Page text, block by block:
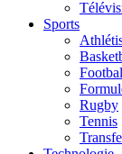
Sports
Rugby
Tennis